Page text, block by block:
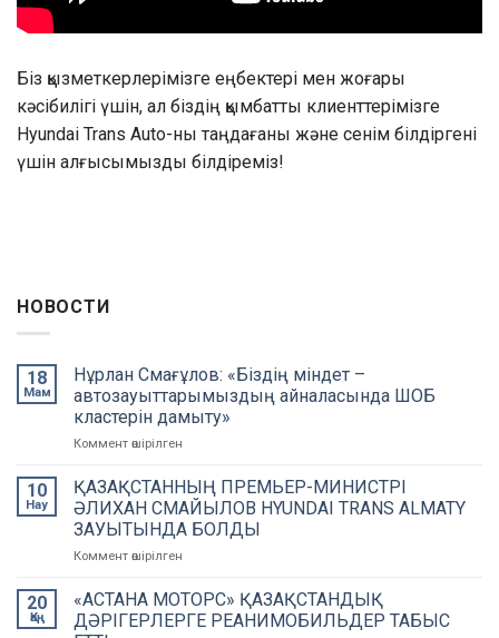
Біз қызметкерлерімізге еңбектері мен жоғары
кәсібилігі үшін, ал біздің қымбатты клиенттерімізге
Hyundai Trans Auto-ны таңдағаны және сенім білдіргені
үшін алғысымызды білдіреміз!
НОВОСТИ
18
Мам
Нұрлан Смағұлов: «Біздің міндет –
автозауыттарымыздың айналасында ШОБ
кластерін дамыту»
Коммент өшірілген
Смағұлов:
«Біздің
міндет
–
ШОБ
кластерін
10
Нау
ҚАЗАҚСТАННЫҢ ПРЕМЬЕР-МИНИСТРІ
ӘЛИХАН СМАЙЫЛОВ HYUNDAI TRANS ALMATY
ЗАУЫТЫНДА БОЛДЫ
Коммент өшірілген
ПРЕМЬЕР-
МИНИСТРІ
20
Қаң
«АСТАНА МОТОРС» ҚАЗАҚСТАНДЫҚ
ДӘРІГЕРЛЕРГЕ РЕАНИМОБИЛЬДЕР ТАБЫС